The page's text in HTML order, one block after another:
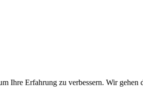
Ihre Erfahrung zu verbessern. Wir